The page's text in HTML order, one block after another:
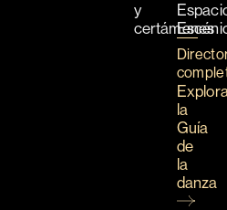
y
certámenes
la
Guía
de
la
danza